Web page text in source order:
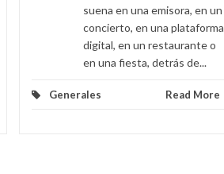
suena en una emisora, en un
concierto, en una plataforma
digital, en un restaurante o
en una fiesta, detrás de...
Generales Read More